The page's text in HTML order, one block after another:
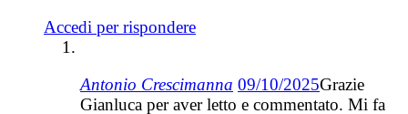
Accedi per rispondere
Antonio Crescimanna 09/10/2025Grazie
Gianluca per aver letto e commentato. Mi fa